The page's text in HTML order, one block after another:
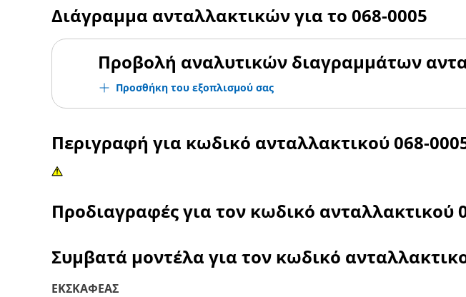
Διάγραμμα ανταλλακτικών για το 068-0005
Προβολή αναλυτικών διαγραμμάτων
Προσθήκη του εξοπλισμού σας
Περιγραφή για κωδικό ανταλλακτικού068-
Προδιαγραφές για τον κωδικό ανταλλακτικού
Συμβατά μοντέλα για τον κωδικό
ΕΚΣΚΑΦΕΑΣ